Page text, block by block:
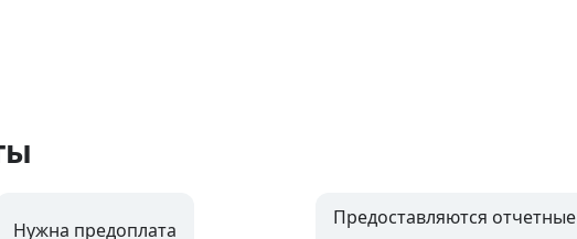
Нужна предоплата
Предоставляются отчетные